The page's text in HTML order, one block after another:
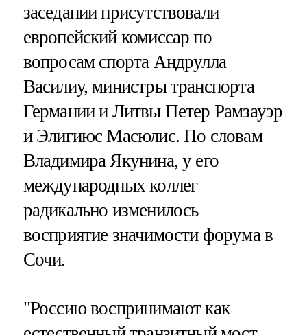
заседании присутствовали
европейский комиссар по
вопросам спорта Андрулла
Василиу, министры транспорта
Германии и Литвы Петер Рамзауэр
и Элигиюс Масюлис. По словам
Владимира Якунина, у его
международных коллег
радикально изменилось
восприятие значимости форума в
Сочи.
"Россию воспринимают как